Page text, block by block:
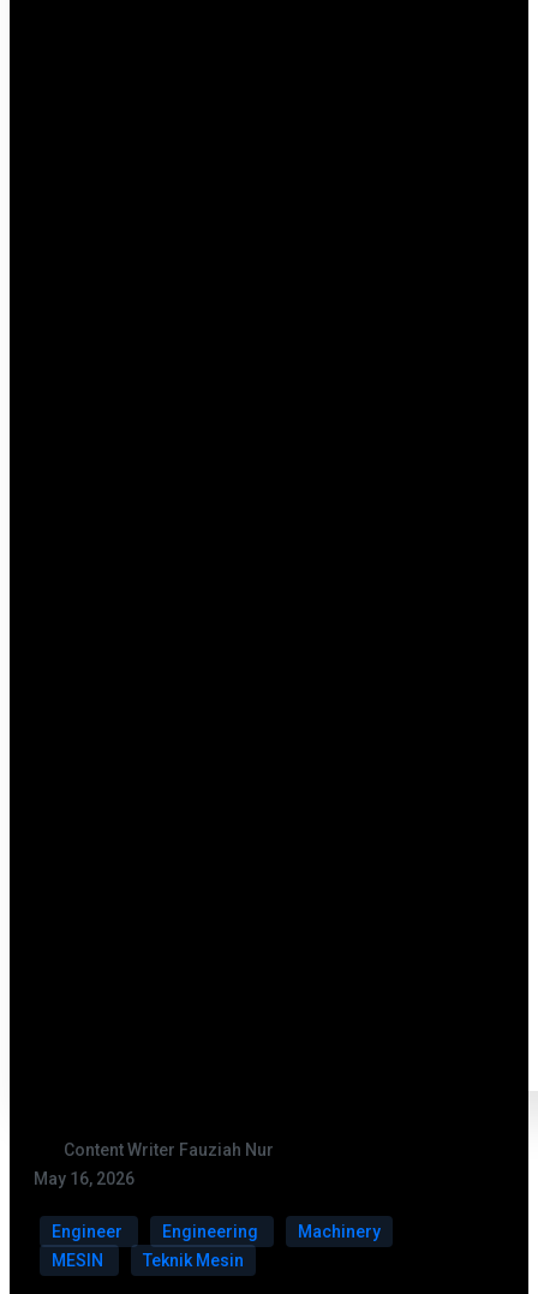
Content Writer Fauziah Nur
May 16, 2026
Engineer Engineering
Machinery
MESIN
Teknik Mesin